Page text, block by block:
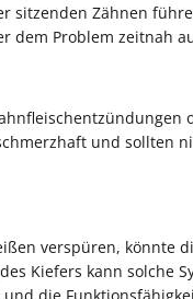
Zähnen
dem Problem zeitnah
und sollten
verspüren, könnte
Kiefers kann solche